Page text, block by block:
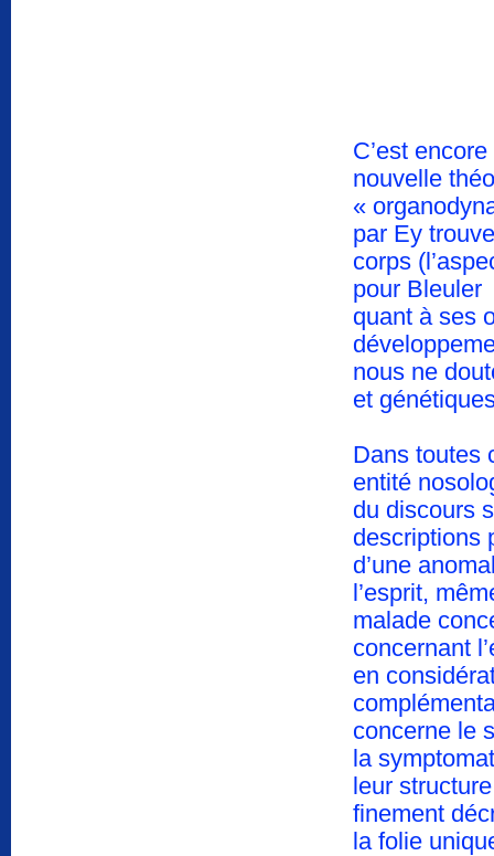
C’est
nouvelle
«
par Ey
corps
pour Bleuler
quant à ses
nous ne
et
Dans toutes
entité
du discours
descriptions
d’une
l’esprit,
malade
concernant
en
concerne le
la
leur
finement
la folie